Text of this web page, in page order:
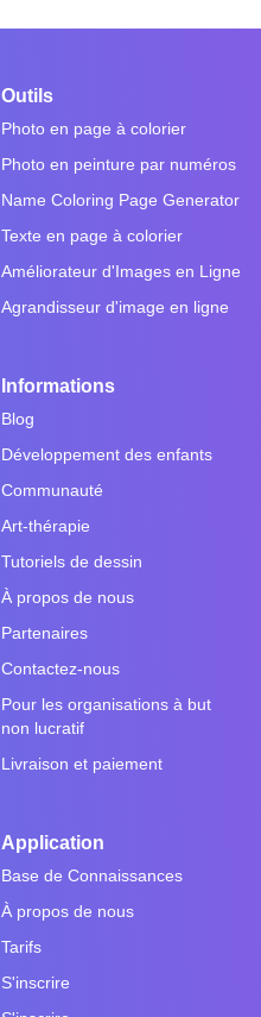
Outils
Photo en page à colorier
Photo en peinture par numéros
Name Coloring Page Generator
Texte en page à colorier
Améliorateur d'Images en Ligne
Agrandisseur d'image en ligne
Informations
Blog
Développement des enfants
Communauté
Art-thérapie
Tutoriels de dessin
À propos de nous
Partenaires
Contactez-nous
Pour les organisations à but
non lucratif
Livraison et paiement
Application
Base de Connaissances
À propos de nous
Tarifs
S'inscrire